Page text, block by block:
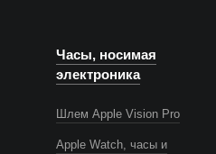
Часы, носимая
электроника
Шлем Apple Vision Pro
Apple Watch, часы и